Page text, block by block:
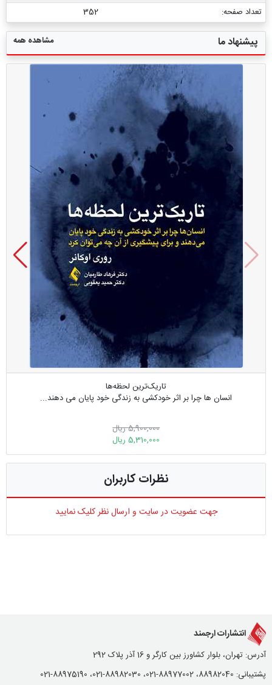
تعداد صفحه:
352
پیشنهاد ما مشاهده همه
تاریک‌ترین لحظه‌ها
انسان ها چرا بر اثر خودکشی به زندگی خود پایان می دهند...
5,900,000 ریال
5,310,000 ریال
نظرات کاربران
جهت عضویت در سایت و ارسال نظر کلیک نمایید
انتشارات ارجمند
آدرس: تهران، بلوار کشاورز بین کارگر و 16 آذر پلاک 292
پشتیبانی: 88982040، 88977002-021، 88982030-021، 88975190-021